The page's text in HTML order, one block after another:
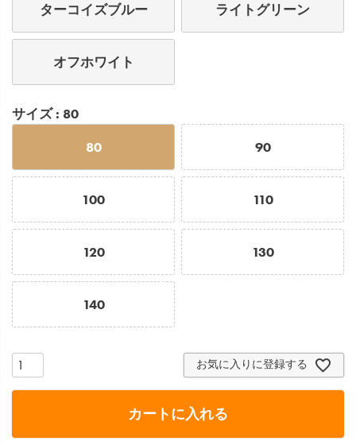
ターコイズブルー ライトグリーン
オフホワイト
サイズ 80
80 90
100 110
120 130
140
お気に入りに登録する
カートに入れる